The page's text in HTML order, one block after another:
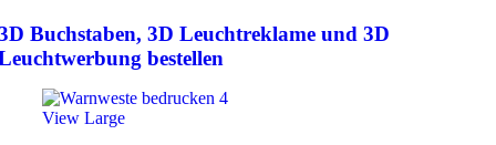
Buchstaben, 3D Leuchtreklame und 3D
bestellen
View Large